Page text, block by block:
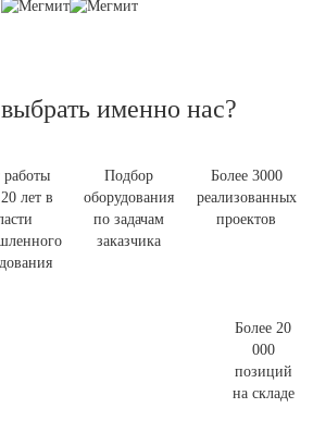
именно нас?
лет в
Подбор
оборудования
по задачам
заказчика
Более 3000
реализованных
проектов
Более 20
000
позиций
на складе